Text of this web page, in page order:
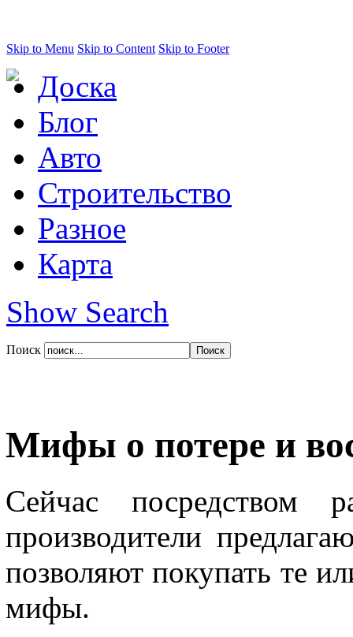
Skip to Menu Skip to Content Skip to Footer
Доска
Блог
Авто
Строительство
Разное
Карта
Show Search
Поиск
Мифы о потере и
Сейчас посредством
производители
позволяют покупать те
мифы.